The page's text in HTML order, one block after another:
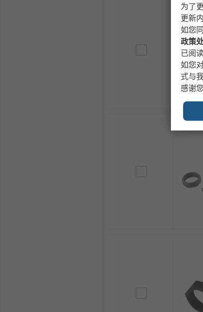
欢迎查看和订购RS的减震器及相关产品，订购现
为了
更新
如您
政策
已阅
如您
式与
感谢